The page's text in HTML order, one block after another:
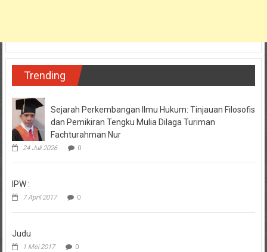
Trending
Sejarah Perkembangan Ilmu Hukum: Tinjauan Filosofis
dan Pemikiran Tengku Mulia Dilaga Turiman
Fachturahman Nur
24 Juli 2026 0
IPW :
7 April 2017 0
Judu
1 Mei 2017 0